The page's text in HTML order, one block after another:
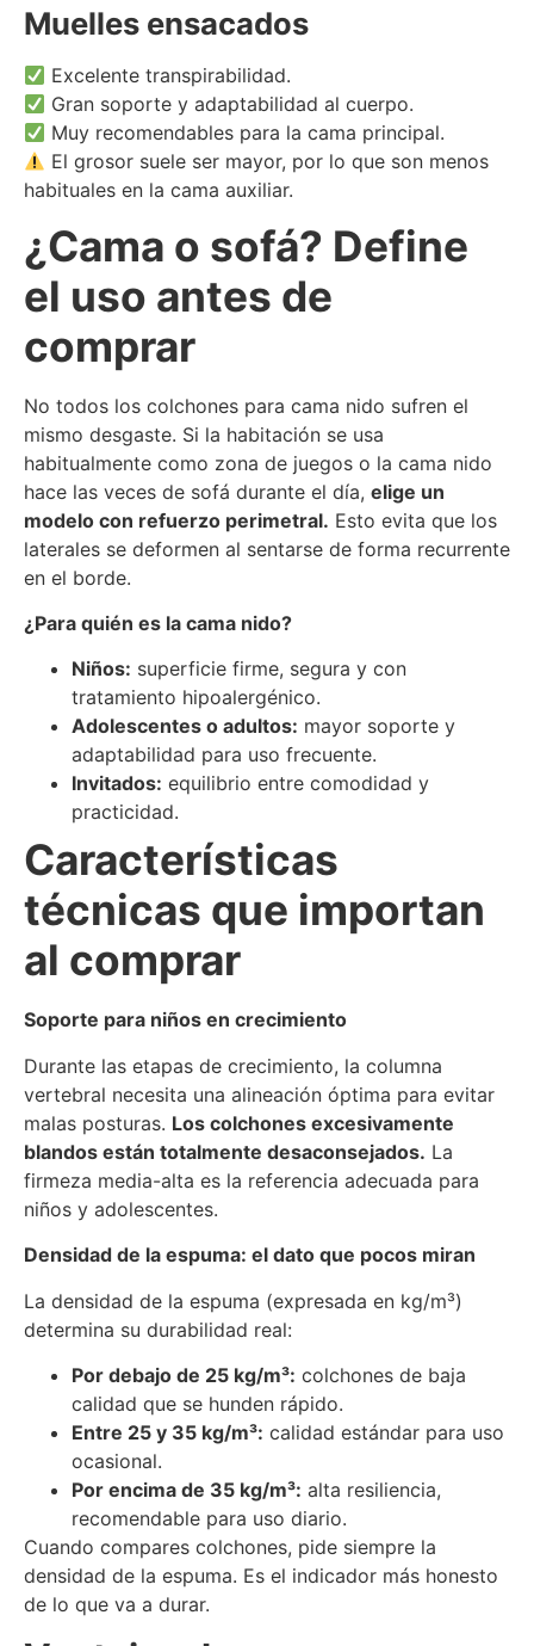
Muelles ensacados
Excelente transpirabilidad.
Gran soporte y adaptabilidad al cuerpo.
Muy recomendables para la cama principal.
El grosor suele ser mayor, por lo que son menos
habituales en la cama auxiliar.
¿Cama o sofá? Define
el uso antes de
comprar
No todos los colchones para cama nido sufren el
mismo desgaste. Si la habitación se usa
habitualmente como zona de juegos o la cama nido
hace las veces de sofá durante el día, elige un
modelo con refuerzo perimetral. Esto evita que los
laterales se deformen al sentarse de forma recurrente
en el borde.
¿Para quién es la cama nido?
Niños: superficie firme, segura y con
tratamiento hipoalergénico.
Adolescentes o adultos: mayor soporte y
adaptabilidad para uso frecuente.
Invitados: equilibrio entre comodidad y
practicidad.
Características
técnicas que importan
al comprar
Soporte para niños en crecimiento
Durante las etapas de crecimiento, la columna
vertebral necesita una alineación óptima para evitar
malas posturas. Los colchones excesivamente
blandos están totalmente desaconsejados. La
firmeza media-alta es la referencia adecuada para
niños y adolescentes.
Densidad de la espuma: el dato que pocos miran
La densidad de la espuma (expresada en kg/m³)
determina su durabilidad real:
Por debajo de 25 kg/m³: colchones de baja
calidad que se hunden rápido.
Entre 25 y 35 kg/m³: calidad estándar para uso
ocasional.
Por encima de 35 kg/m³: alta resiliencia,
recomendable para uso diario.
Cuando compares colchones, pide siempre la
densidad de la espuma. Es el indicador más honesto
de lo que va a durar.